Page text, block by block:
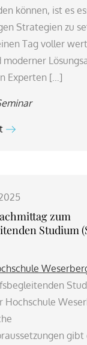
können, ist es
Strategien zu
Tag voller
moderner
Experten […]
zum
Studium
Hochschule
gibt